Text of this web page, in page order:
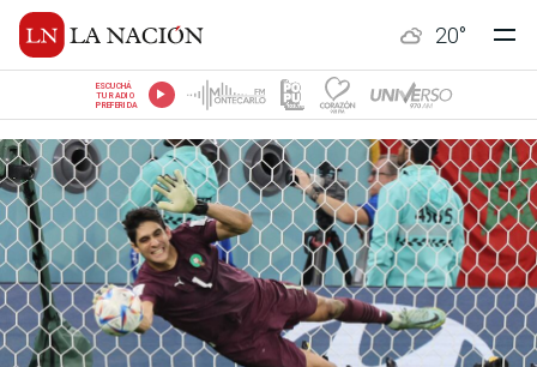
20°
ESCUCHÁ
TU RADIO
PREFERIDA